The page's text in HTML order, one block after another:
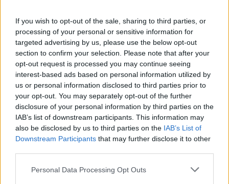
If you wish to opt-out of the sale, sharing to third parties, or
processing of your personal or sensitive information for
targeted advertising by us, please use the below opt-out
section to confirm your selection. Please note that after your
opt-out request is processed you may continue seeing
interest-based ads based on personal information utilized by
us or personal information disclosed to third parties prior to
your opt-out. You may separately opt-out of the further
disclosure of your personal information by third parties on the
IAB’s list of downstream participants. This information may
also be disclosed by us to third parties on the IAB’s List of
Downstream Participants that may further disclose it to other
Personal Data Processing Opt Outs
του K448 σε διάφορες λειτουργίες και διαταραχές
του εγκεφάλου, συμπεριλαμβανομένης της
επιληψίας.
Οι συγγραφείς είπαν ότι αυτή η μελέτη είναι η
πρώτη που κατακερματίζει τις παρατηρήσεις με
βάση τη δομή του τραγουδιού, το οποίο περιέγραψαν
ως«οργανωμένο με αντίθεση μελωδικών θεμάτων,